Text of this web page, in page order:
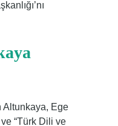
Altunkaya, Ege
“Türk Dili ve